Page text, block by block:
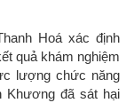
Hoá xác định
quả khám nghiệm
lượng chức năng
Khương đã sát hại